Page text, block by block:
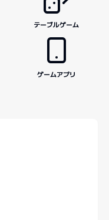
テーブルゲーム
ゲームアプリ